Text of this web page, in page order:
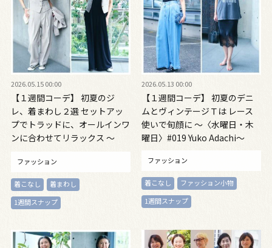
2026.05.15 00:00
【１週間コーデ】 初夏のジ
レ、着まわし２選 セットアッ
プでトラッドに、オールインワ
ンに合わせてリラックス ～
～ファッション
着こなし
着まわし
1週間スナップ
2026.05.13 00:00
【１週間コーデ】 初夏のデニ
ムとヴィンテージＴは レース
使いで旬顔に ～〈水曜日・木
曜日〉#019 Yuko Adachi～
ファッション
着こなし
ファッション小物
1週間スナップ